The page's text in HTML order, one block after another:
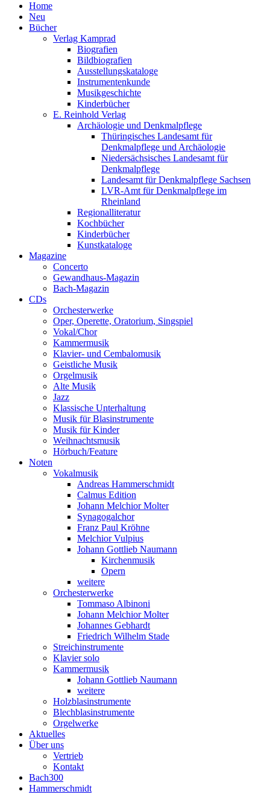
Home
Neu
Bücher
Verlag Kamprad
Biografien
Bildbiografien
Ausstellungskataloge
Instrumentenkunde
Musikgeschichte
Kinderbücher
E. Reinhold Verlag
Archäologie und Denkmalpflege
Thüringisches Landesamt für
Denkmalpflege und Archäologie
Niedersächsisches Landesamt für
Denkmalpflege
Landesamt für Denkmalpflege Sachsen
LVR-Amt für Denkmalpflege im
Rheinland
Regionalliteratur
Kochbücher
Kinderbücher
Kunstkataloge
Magazine
Concerto
Gewandhaus-Magazin
Bach-Magazin
CDs
Orchesterwerke
Oper, Operette, Oratorium, Singspiel
Vokal/Chor
Kammermusik
Klavier- und Cembalomusik
Geistliche Musik
Orgelmusik
Alte Musik
Jazz
Klassische Unterhaltung
Musik für Blasinstrumente
Musik für Kinder
Weihnachtsmusik
Hörbuch/Feature
Noten
Vokalmusik
Andreas Hammerschmidt
Calmus Edition
Johann Melchior Molter
Synagogalchor
Franz Paul Kröhne
Melchior Vulpius
Johann Gottlieb Naumann
Kirchenmusik
Opern
weitere
Orchesterwerke
Tommaso Albinoni
Johann Melchior Molter
Johannes Gebhardt
Friedrich Wilhelm Stade
Streichinstrumente
Klavier solo
Kammermusik
Johann Gottlieb Naumann
weitere
Holzblasinstrumente
Blechblasinstrumente
Orgelwerke
Aktuelles
Über uns
Vertrieb
Kontakt
Bach300
Hammerschmidt